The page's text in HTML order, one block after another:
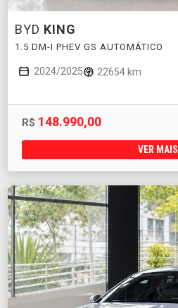
BYD KING
1.5 DM-I PHEV GS AUTOMÁTICO
2024/2025 22654 km
R$ 148.990,00
VER MAIS